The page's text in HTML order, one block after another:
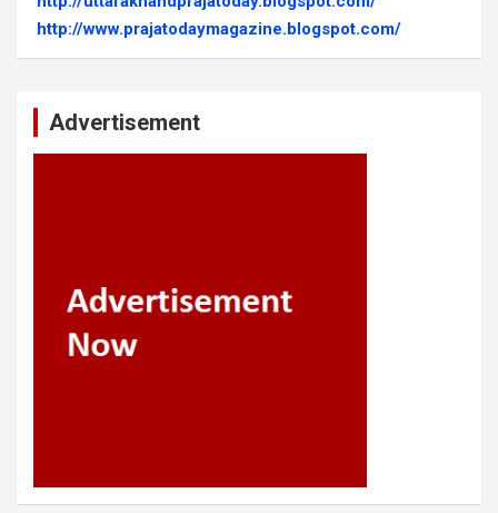
http://www.prajatodaymagazine.blogspot.com/
Advertisement